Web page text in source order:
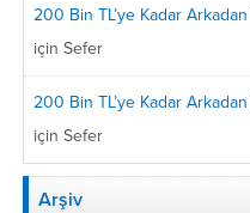
200 Bin TL’ye Kadar
için Sefer
200 Bin TL’ye Kadar
için Sefer
Arşiv